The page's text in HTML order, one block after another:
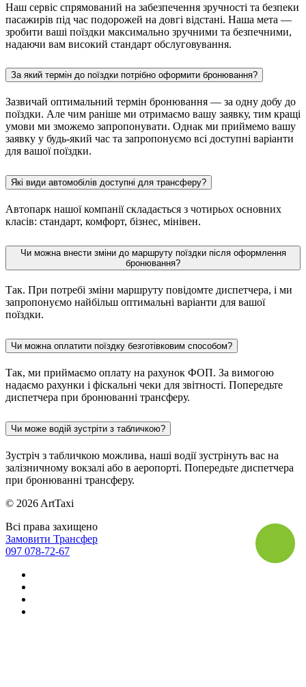
Наш сервіс спрямований на забезпечення зручності та безпеки
пасажирів під час подорожей на довгі відстані. Наша мета —
зробити ваші поїздки максимально зручними та безпечними,
надаючи вам високий стандарт обслуговування.
За який термін до поїздки потрібно оформити бронювання?
Зазвичай оптимальний термін бронювання — за одну добу до
поїздки. Але чим раніше ми отримаємо вашу заявку, тим кращі
умови ми зможемо запропонувати. Однак ми приймемо вашу
заявку у будь-який час та запропонуємо всі доступні варіанти
для вашої поїздки.
Які види автомобілів доступні для трансферу?
Автопарк нашої компанії складається з чотирьох основних
класів: стандарт, комфорт, бізнес, мінівен.
Чи можна внести зміни до маршруту поїздки після оформлення
бронювання?
Так. При потребі зміни маршруту повідомте диспетчера, і ми
запропонуємо найбільш оптимальні варіанти для вашої
поїздки.
Чи можна оплатити поїздку безготівковим способом?
Так, ми приймаємо оплату на рахунок ФОП. За вимогою
надаємо рахунки і фіскальні чеки для звітності. Попередьте
диспетчера при бронюванні трансферу.
Чи може водій зустріти з табличкою?
Зустріч з табличкою можлива, наші водії зустрінуть вас на
залізничному вокзалі або в аеропорті. Попередьте диспетчера
при бронюванні трансферу.
© 2026 ArtTaxi
Всі права захищено
Замовити Трансфер
097 078-72-67